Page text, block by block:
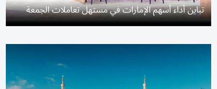
تباين أداء أسهم الإمارات في مستهل تعاملات الجمعة